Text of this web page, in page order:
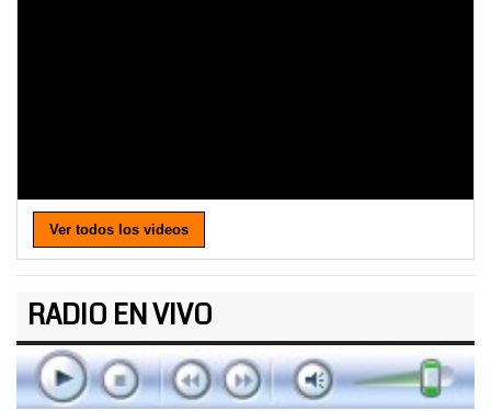
Ver todos los videos
RADIO EN VIVO